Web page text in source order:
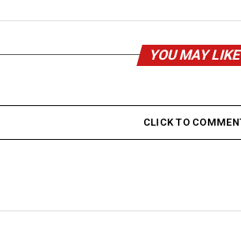
YOU MAY LIKE
CLICK TO